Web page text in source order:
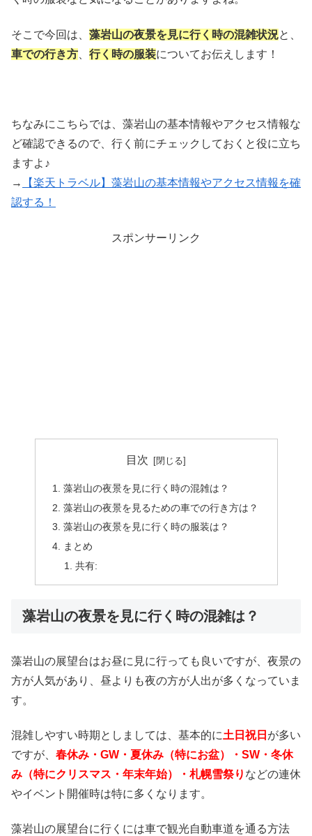
そこで今回は、 藻岩山の夜景を見に行く時の混雑状況と、
車での行き方
行く時の服装についてお伝えします！
ちなみにこちらでは、藻岩山の基本情報やアクセス情報な
ど確認できるので、行く前にチェックしておくと役に立ち
ますよ♪
→
【楽天トラベル】藻岩山の基本情報やアクセス情報を確
認する！
スポンサーリンク
目次
藻岩山の夜景を見に行く時の混雑は？
藻岩山の夜景を見るための車での行き方は？
藻岩山の夜景を見に行く時の服装は？
まとめ
共有:
藻岩山の夜景を見に行く時の混雑は？
藻岩山の展望台はお昼に見に行っても良いですが、夜景の
方が人気があり、昼よりも夜の方が人出が多くなっていま
す。
混雑しやすい時期としましては、基本的に土日祝日 が多い
ですが、 春休み・GW・夏休み（特にお盆）・SW・冬休
み（特にクリスマス・年末年始）・札幌雪祭り などの連休
やイベント開催時は特に多くなります。
藻岩山の展望台に行くには車で観光自動車道を通る方法